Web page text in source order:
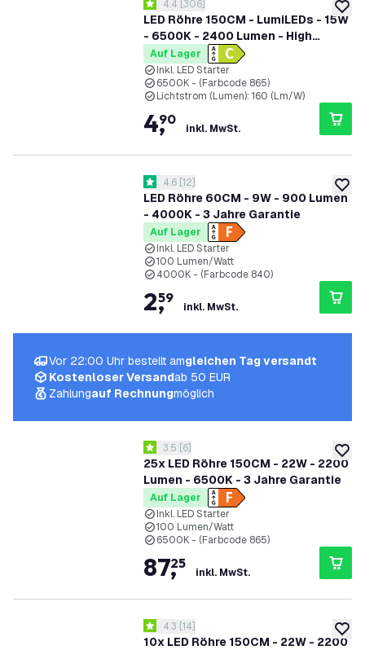
zur
LED Röhre 150CM - LumiLEDs - 15W
- 6500K - 2400 Lumen - High
Efficiency
Bewertungsbereich öffnen
4.4 Bewertungssterne
4.4 [306]
Auf Lager
Inkl. LED Starter
6500K - (Farbcode 865)
Lichtstrom (Lumen): 160 (Lm/W)
4,
90
inkl. MwSt.
zur
LED Röhre 60CM - 9W - 900 Lumen
- 4000K - 3 Jahre Garantie
Bewertungsbereich öffnen
4.6 Bewertungssterne
4.6 [12]
Auf Lager
Inkl. LED Starter
100 Lumen/Watt
4000K - (Farbcode 840)
2,
59
inkl. MwSt.
zur
25x LED Röhre 150CM - 22W - 2200
Lumen - 6500K - 3 Jahre Garantie
Bewertungsbereich öffnen
3.5 Bewertungssterne
3.5 [6]
Auf Lager
Inkl. LED Starter
100 Lumen/Watt
6500K - (Farbcode 865)
87,
25
inkl. MwSt.
zur
10x LED Röhre 150CM - 22W - 2200
Bewertungsbereich öffnen
4.3 Bewertungssterne
4.3 [14]
Vor 22:00 Uhr bestellt amgleichen Tag versandt
Kostenloser Versandab 50 EUR
Zahlungauf Rechnungmöglich